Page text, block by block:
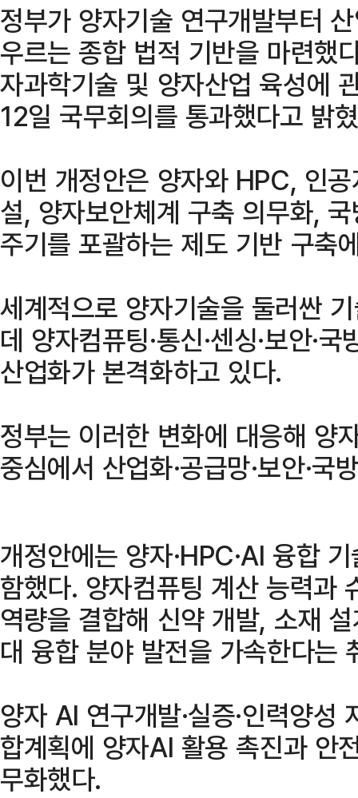
정부가 양자기술 연구개발부터
우르는 종합 법적 기반을 마련했
자과학기술 및 양자산업 육성에
12일 국무회의를 통과했다고 밝
이번 개정안은 양자와 HPC, 인
설, 양자보안체계 구축 의무화,
주기를 포괄하는 제도 기반 구축
세계적으로 양자기술을 둘러싼
데 양자컴퓨팅·통신·센싱·보안·
산업화가 본격화하고 있다.
정부는 이러한 변화에 대응해 양
중심에서 산업화·공급망·보안·국
개정안에는 양자·HPC·AI 융합
함했다. 양자컴퓨팅 계산 능력과
역량을 결합해 신약 개발, 소재
대 융합 분야 발전을 가속한다는
양자 AI 연구개발·실증·인력양
합계획에 양자AI 활용 촉진과 안
무화했다.